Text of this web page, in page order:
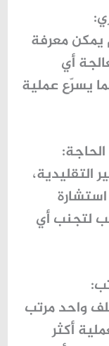
:
يمكن معرفة
أي
يسرّع عملية
:
التقليدية،
لتجنب أي
:
واحد مرتب
أكثر